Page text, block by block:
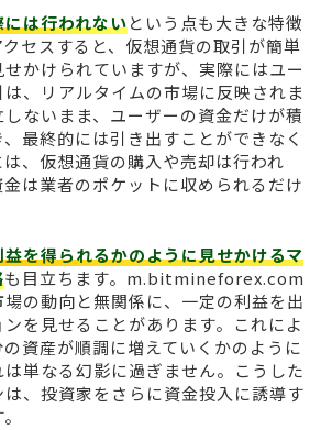
は行われないという点も大きな特徴
セスすると、仮想通貨の取引が簡単
かけられていますが、実際にはユー
、リアルタイムの市場に反映されま
ないまま、ユーザーの資金だけが積
最終的には引き出すことができなく
、仮想通貨の購入や売却は行われ
は業者のポケットに収められるだけ
を得られるかのように見せかけるマ
も目立ちます。m.bitmineforex.com
の動向と無関係に、一定の利益を出
を見せることがあります。これによ
資産が順調に増えていくかのように
単なる幻影に過ぎません。こうした
、投資家をさらに資金投入に誘導す